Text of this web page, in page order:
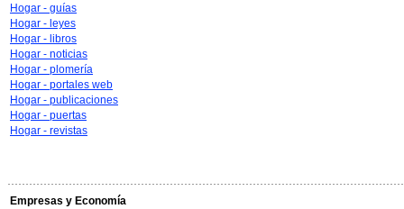
Hogar - guías
Hogar - leyes
Hogar - libros
Hogar - noticias
Hogar - plomería
Hogar - portales web
Hogar - publicaciones
Hogar - puertas
Hogar - revistas
Empresas y Economía